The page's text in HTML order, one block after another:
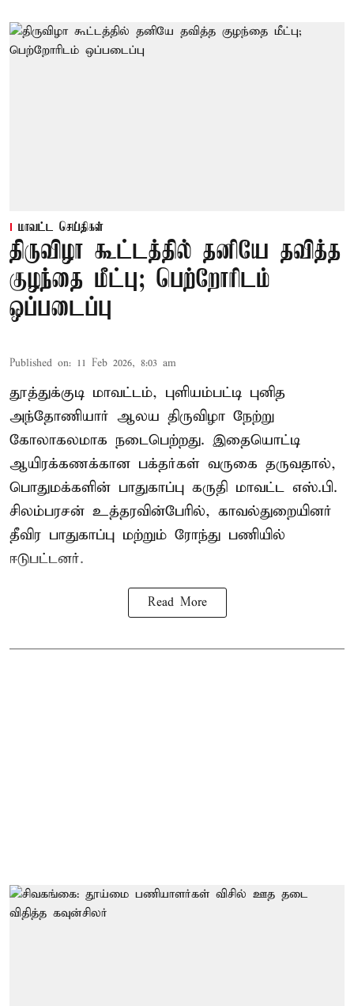
மாவட்ட செய்திகள்
திருவிழா கூட்டத்தில் தனியே தவித்த
குழந்தை மீட்பு; பெற்றோரிடம்
ஒப்படைப்பு
Published on: 11 Feb 2026, 8:03 am
தூத்துக்குடி மாவட்டம், புளியம்பட்டி புனித
அந்தோணியார் ஆலய திருவிழா நேற்று
கோலாகலமாக நடைபெற்றது. இதையொட்டி
ஆயிரக்கணக்கான பக்தர்கள் வருகை தருவதால்,
பொதுமக்களின் பாதுகாப்பு கருதி மாவட்ட எஸ்.பி.
சிலம்பரசன் உத்தரவின்பேரில், காவல்துறையினர்
தீவிர பாதுகாப்பு மற்றும் ரோந்து பணியில்
ஈடுபட்டனர்.
Read More